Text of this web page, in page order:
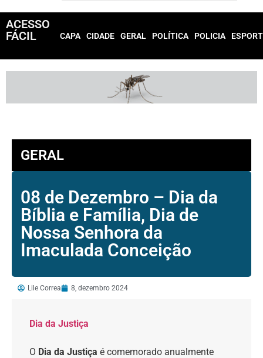
ACESSO
FÁCIL
CAPA CIDADE GERAL POLÍTICA POLICIA
GERAL
08 de Dezembro – Dia da
Bíblia e Família, Dia de
Nossa Senhora da
Imaculada Conceição
Lile Correa 8, dezembro 2024
Dia da Justiça
O Dia da Justiça é comemorado anualmente